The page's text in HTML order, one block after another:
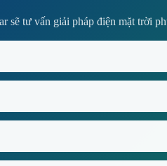
sẽ tư vấn giải pháp điện mặt trời